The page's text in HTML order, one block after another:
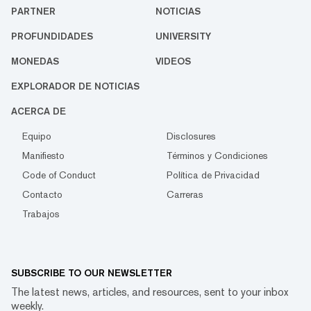
PARTNER NOTICIAS
PROFUNDIDADES UNIVERSITY
MONEDAS VIDEOS
EXPLORADOR DE NOTICIAS
ACERCA DE
Equipo
Disclosures
Manifiesto
Términos y Condiciones
Code of Conduct
Política de Privacidad
Contacto
Carreras
Trabajos
SUBSCRIBE TO OUR NEWSLETTER
The latest news, articles, and resources, sent to your inbox
weekly.